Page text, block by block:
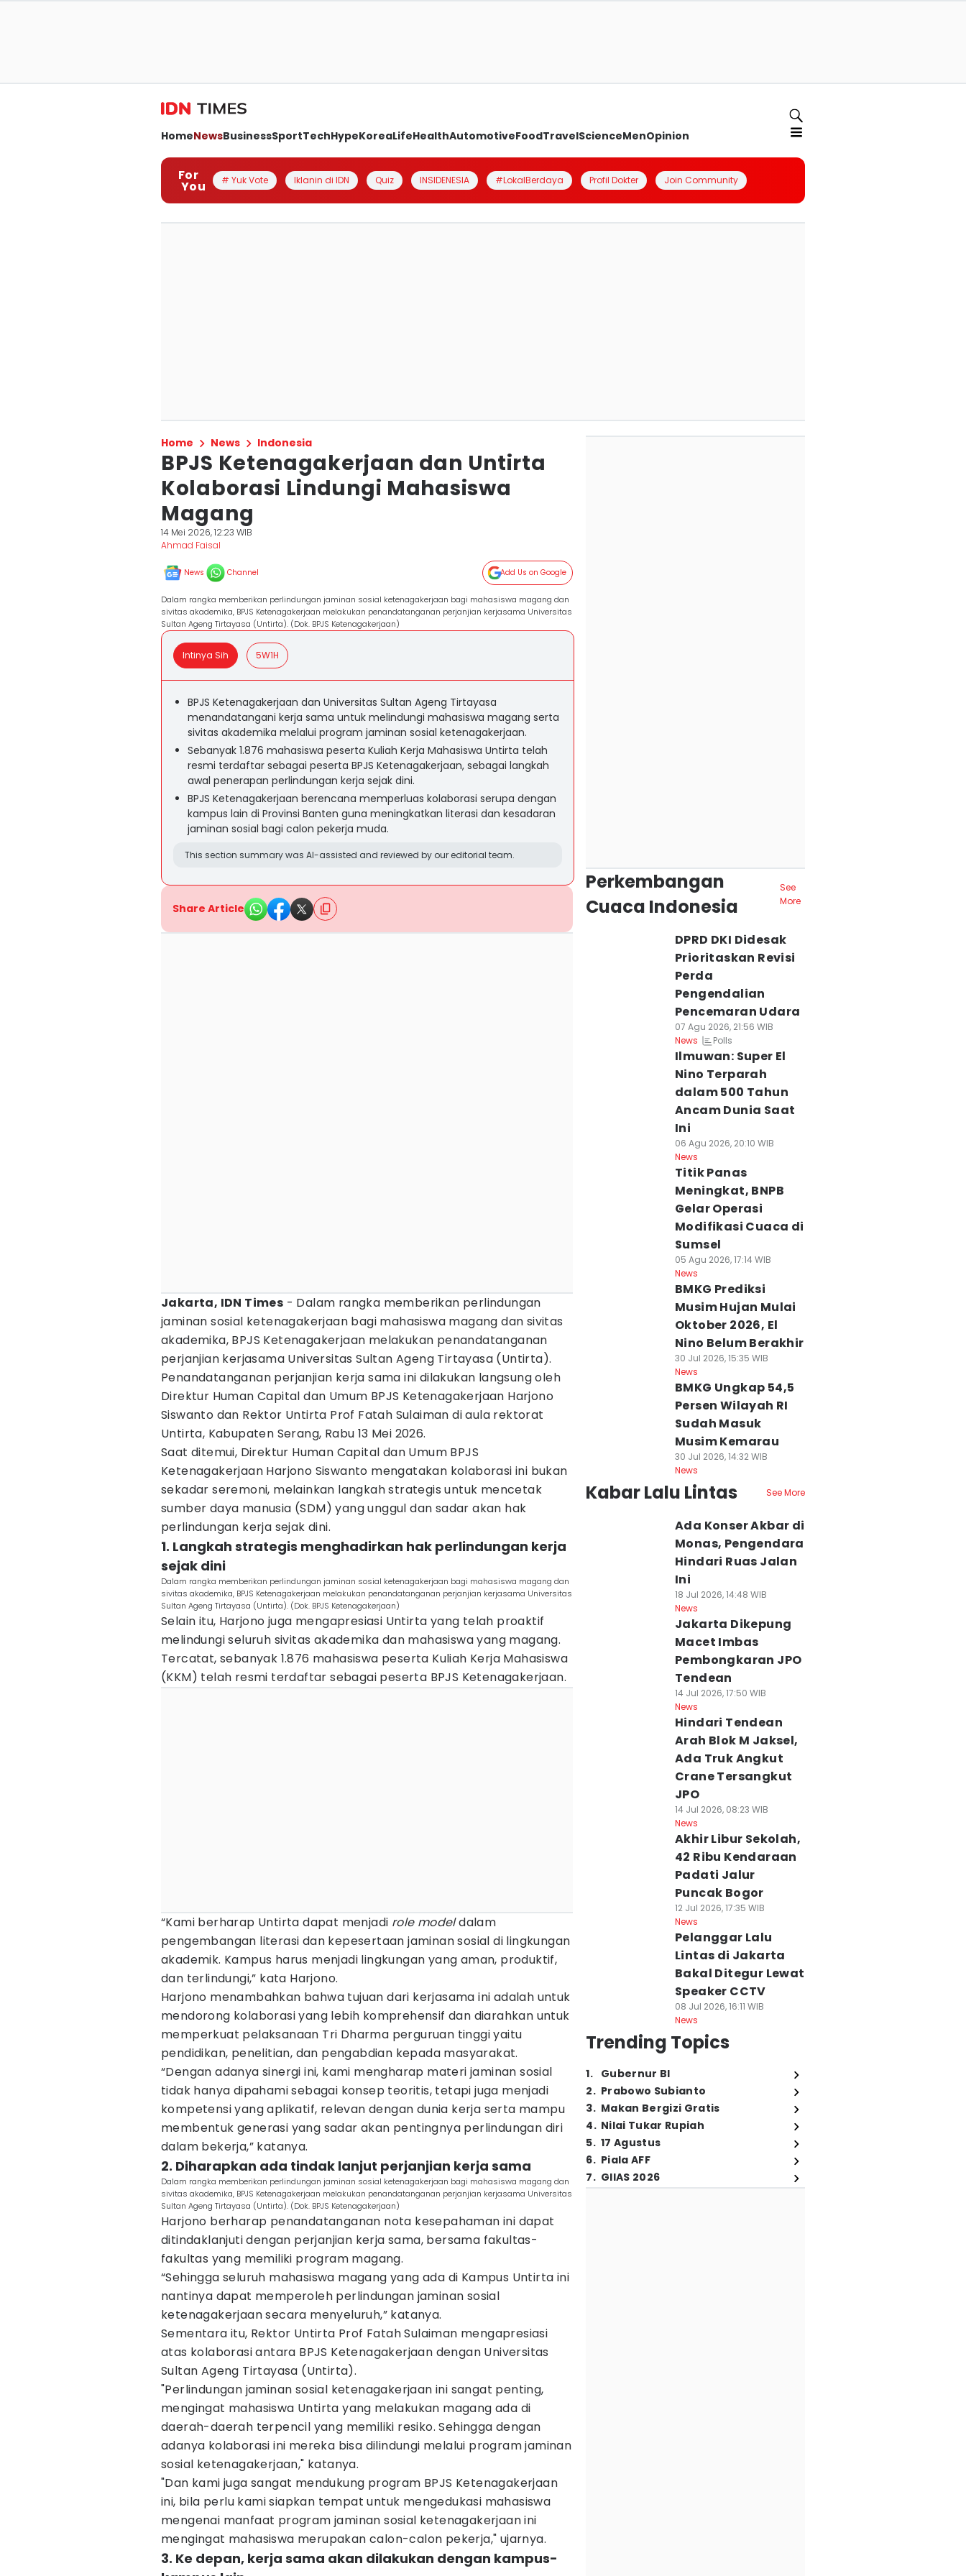
HomeNewsBusinessSportTechHypeKoreaLifeHealthAutomotiveFoodTravelScienceMenOpinion
For
You # Yuk Vote Iklanin di IDN Quiz INSIDENESIA #LokalBerdaya Profil Dokter Join Community
Home News Indonesia
BPJS Ketenagakerjaan dan Untirta
Kolaborasi Lindungi Mahasiswa
Magang
14 Mei 2026, 12:23 WIB
Ahmad Faisal
News Channel Add Us on Google
Dalam rangka memberikan perlindungan jaminan sosial ketenagakerjaan bagi mahasiswa magang dan
sivitas akademika, BPJS Ketenagakerjaan melakukan penandatanganan perjanjian kerjasama Universitas
Sultan Ageng Tirtayasa (Untirta). (Dok. BPJS Ketenagakerjaan)
Intinya Sih 5W1H
BPJS Ketenagakerjaan dan Universitas Sultan Ageng Tirtayasa
menandatangani kerja sama untuk melindungi mahasiswa magang serta
sivitas akademika melalui program jaminan sosial ketenagakerjaan.
Sebanyak 1.876 mahasiswa peserta Kuliah Kerja Mahasiswa Untirta telah
resmi terdaftar sebagai peserta BPJS Ketenagakerjaan, sebagai langkah
awal penerapan perlindungan kerja sejak dini.
BPJS Ketenagakerjaan berencana memperluas kolaborasi serupa dengan
kampus lain di Provinsi Banten guna meningkatkan literasi dan kesadaran
jaminan sosial bagi calon pekerja muda.
This section summary was AI-assisted and reviewed by our editorial team.
Share Article
Jakarta, IDN Times - Dalam rangka memberikan perlindungan
jaminan sosial ketenagakerjaan bagi mahasiswa magang dan sivitas
akademika, BPJS Ketenagakerjaan melakukan penandatanganan
perjanjian kerjasama Universitas Sultan Ageng Tirtayasa (Untirta).
Penandatanganan perjanjian kerja sama ini dilakukan langsung oleh
Direktur Human Capital dan Umum BPJS Ketenagakerjaan Harjono
Siswanto dan Rektor Untirta Prof Fatah Sulaiman di aula rektorat
Untirta, Kabupaten Serang, Rabu 13 Mei 2026.
Saat ditemui, Direktur Human Capital dan Umum BPJS
Ketenagakerjaan Harjono Siswanto mengatakan kolaborasi ini bukan
sekadar seremoni, melainkan langkah strategis untuk mencetak
sumber daya manusia (SDM) yang unggul dan sadar akan hak
perlindungan kerja sejak dini.
1. Langkah strategis menghadirkan hak perlindungan kerja
sejak dini
Dalam rangka memberikan perlindungan jaminan sosial ketenagakerjaan bagi mahasiswa magang dan
sivitas akademika, BPJS Ketenagakerjaan melakukan penandatanganan perjanjian kerjasama Universitas
Sultan Ageng Tirtayasa (Untirta). (Dok. BPJS Ketenagakerjaan)
Selain itu, Harjono juga mengapresiasi Untirta yang telah proaktif
melindungi seluruh sivitas akademika dan mahasiswa yang magang.
Tercatat, sebanyak 1.876 mahasiswa peserta Kuliah Kerja Mahasiswa
(KKM) telah resmi terdaftar sebagai peserta BPJS Ketenagakerjaan.
“Kami berharap Untirta dapat menjadi role modeldalam
pengembangan literasi dan kepesertaan jaminan sosial di lingkungan
akademik. Kampus harus menjadi lingkungan yang aman, produktif,
dan terlindungi,” kata Harjono.
Harjono menambahkan bahwa tujuan dari kerjasama ini adalah untuk
mendorong kolaborasi yang lebih komprehensif dan diarahkan untuk
memperkuat pelaksanaan Tri Dharma perguruan tinggi yaitu
pendidikan, penelitian, dan pengabdian kepada masyarakat.
“Dengan adanya sinergi ini, kami mengharap materi jaminan sosial
tidak hanya dipahami sebagai konsep teoritis, tetapi juga menjadi
kompetensi yang aplikatif, relevan dengan dunia kerja serta mampu
membentuk generasi yang sadar akan pentingnya perlindungan diri
dalam bekerja,” katanya.
2. Diharapkan ada tindak lanjut perjanjian kerja sama
Dalam rangka memberikan perlindungan jaminan sosial ketenagakerjaan bagi mahasiswa magang dan
sivitas akademika, BPJS Ketenagakerjaan melakukan penandatanganan perjanjian kerjasama Universitas
Sultan Ageng Tirtayasa (Untirta). (Dok. BPJS Ketenagakerjaan)
Harjono berharap penandatanganan nota kesepahaman ini dapat
ditindaklanjuti dengan perjanjian kerja sama, bersama fakultas-
fakultas yang memiliki program magang.
“Sehingga seluruh mahasiswa magang yang ada di Kampus Untirta ini
nantinya dapat memperoleh perlindungan jaminan sosial
ketenagakerjaan secara menyeluruh,” katanya.
Sementara itu, Rektor Untirta Prof Fatah Sulaiman mengapresiasi
atas kolaborasi antara BPJS Ketenagakerjaan dengan Universitas
Sultan Ageng Tirtayasa (Untirta).
"Perlindungan jaminan sosial ketenagakerjaan ini sangat penting,
mengingat mahasiswa Untirta yang melakukan magang ada di
daerah-daerah terpencil yang memiliki resiko. Sehingga dengan
adanya kolaborasi ini mereka bisa dilindungi melalui program jaminan
sosial ketenagakerjaan," katanya.
"Dan kami juga sangat mendukung program BPJS Ketenagakerjaan
ini, bila perlu kami siapkan tempat untuk mengedukasi mahasiswa
mengenai manfaat program jaminan sosial ketenagakerjaan ini
mengingat mahasiswa merupakan calon-calon pekerja," ujarnya.
3. Ke depan, kerja sama akan dilakukan dengan kampus-
Perkembangan
Cuaca Indonesia
See
More
DPRD DKI Didesak
Prioritaskan Revisi
Perda
Pengendalian
Pencemaran Udara
07 Agu 2026, 21:56 WIB
News
Polls
Ilmuwan: Super El
Nino Terparah
dalam 500 Tahun
Ancam Dunia Saat
Ini
06 Agu 2026, 20:10 WIB
News
Titik Panas
Meningkat, BNPB
Gelar Operasi
Modifikasi Cuaca di
Sumsel
05 Agu 2026, 17:14 WIB
News
BMKG Prediksi
Musim Hujan Mulai
Oktober 2026, El
Nino Belum Berakhir
30 Jul 2026, 15:35 WIB
News
BMKG Ungkap 54,5
Persen Wilayah RI
Sudah Masuk
Musim Kemarau
30 Jul 2026, 14:32 WIB
News
Kabar Lalu Lintas See More
Ada Konser Akbar di
Monas, Pengendara
Hindari Ruas Jalan
Ini
18 Jul 2026, 14:48 WIB
News
Jakarta Dikepung
Macet Imbas
Pembongkaran JPO
Tendean
14 Jul 2026, 17:50 WIB
News
Hindari Tendean
Arah Blok M Jaksel,
Ada Truk Angkut
Crane Tersangkut
JPO
14 Jul 2026, 08:23 WIB
News
Akhir Libur Sekolah,
42 Ribu Kendaraan
Padati Jalur
Puncak Bogor
12 Jul 2026, 17:35 WIB
News
Pelanggar Lalu
Lintas di Jakarta
Bakal Ditegur Lewat
Speaker CCTV
08 Jul 2026, 16:11 WIB
News
Trending Topics
1. Gubernur BI
2. Prabowo Subianto
3. Makan Bergizi Gratis
4. Nilai Tukar Rupiah
5. 17 Agustus
6. Piala AFF
7. GIIAS 2026